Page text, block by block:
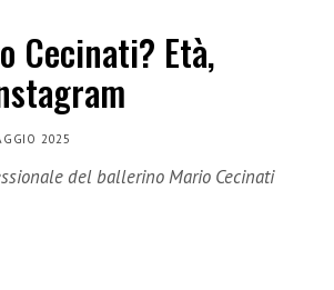
Cecinati? Età,
2025
del ballerino Mario Cecinati